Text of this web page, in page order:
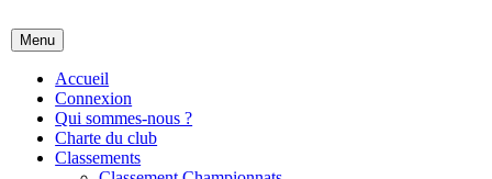
to
content
Orléans Poker Club
Menu
Accueil
Connexion
Qui sommes-nous ?
Charte du club
Classements